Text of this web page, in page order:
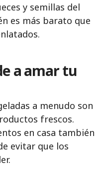
y semillas del
es más barato que
a amar tu
a menudo son
frescos.
en casa también
evitar que los